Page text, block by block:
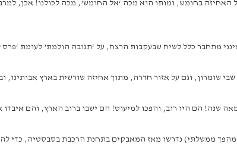
האחיזה בחומש, ומותו הוא מכה ‘אל החומש’, מכה לכולנו! אכן,
מתחבר כלל לשיח שבעקבות הרצח, על ‘תגובה הולמת’ לעומת ‘פרס
שומרון, וגם על אזור חדרה, מתוך אחיזה שורשית בארץ
שנה! הם היו רוב, והפכו למיעוט! הם ישבו ברוב הארץ, והם
מזכירה לי את דרכו של גוש אמונים עם גרעין אלון מורה – כ-3 שנים (ומהפך ממשלתי) נדרשו מאז